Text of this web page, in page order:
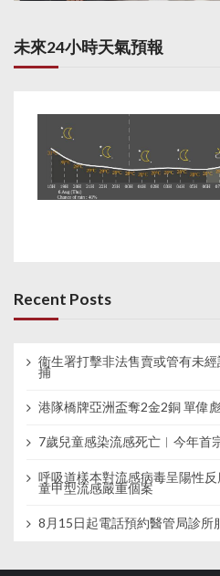
未來24小時天氣預報
Recent Posts
衞生署打擊非法售賣或管有未
捕
港隊橋牌亞洲盃奪2金2銅 單偉
7歲兒童感染流感死亡︱今年首
呼吸道樣本對流感病毒呈陽性
童甲型流感嚴重個案
8月15日起電話預約醫管局診所